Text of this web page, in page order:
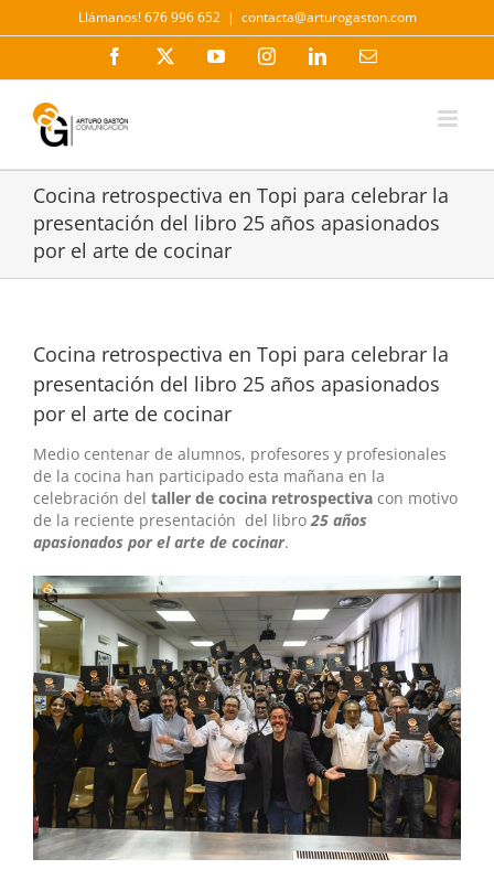
al
Llámanos! 676 996 652 | contacta@arturogaston.com
Facebook YouTubeInstagramLinkedInCorreo
Cocina retrospectiva en Topi para celebrar la
presentación del libro 25 años apasionados
por el arte de cocinar
Cocina retrospectiva en Topi para celebrar la
presentación del libro 25 años apasionados
por el arte de cocinar
Medio centenar de alumnos, profesores y profesionales
de la cocina han participado esta mañana en la
celebración del taller de cocina retrospectiva con motivo
de la reciente presentación del libro 25 años
apasionados por el arte de cocinar.